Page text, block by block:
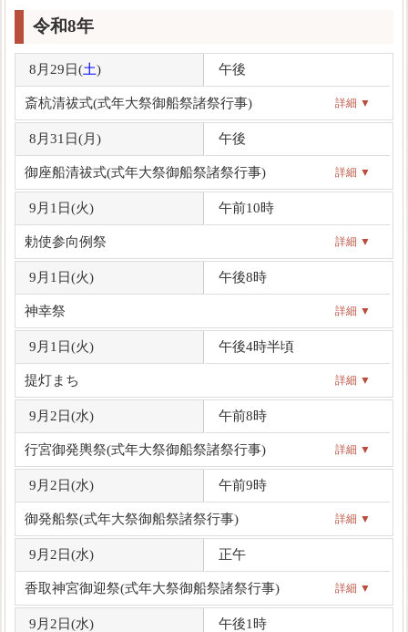
令和8年
8月29日(土) 午後
斎杭清祓式(式年大祭御船祭諸祭行事) 詳細 ▼
8月31日(月) 午後
御座船清祓式(式年大祭御船祭諸祭行事) 詳細 ▼
9月1日(火) 午前10時
勅使参向例祭 詳細 ▼
9月1日(火) 午後8時
神幸祭 詳細 ▼
9月1日(火) 午後4時半頃
提灯まち 詳細 ▼
9月2日(水) 午前8時
行宮御発輿祭(式年大祭御船祭諸祭行事) 詳細 ▼
9月2日(水) 午前9時
御発船祭(式年大祭御船祭諸祭行事) 詳細 ▼
9月2日(水) 正午
香取神宮御迎祭(式年大祭御船祭諸祭行事) 詳細 ▼
9月2日(水) 午後1時